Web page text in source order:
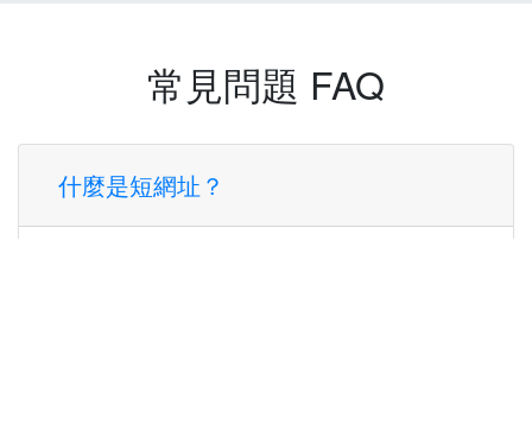
常見問題 FAQ
什麼是短網址？